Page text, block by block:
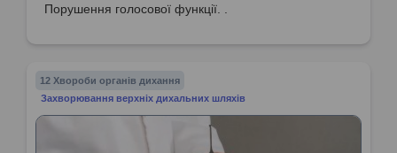
Порушення голосової функції. .
12 Хвороби органів дихання
Захворювання верхніх дихальних шляхів